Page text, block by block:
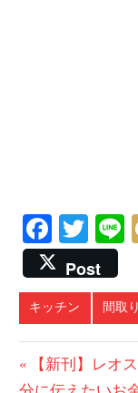
Post
キッチン 間取
投
前【新刊】レオ